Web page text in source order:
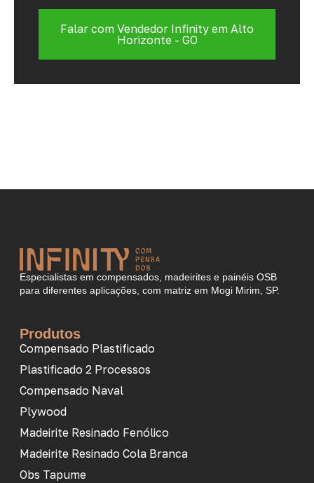
Falar com Vendedor Infinity em Alto
Horizonte - GO
Especialistas em compensados, madeirites e painéis OSB
para diferentes aplicações, com matriz em Mogi Mirim, SP.
Produtos
Compensado Plastificado
Plastificado 2 Processos
Compensado Naval
Plywood
Madeirite Resinado Fenólico
Madeirite Resinado Cola Branca
Obs Tapume